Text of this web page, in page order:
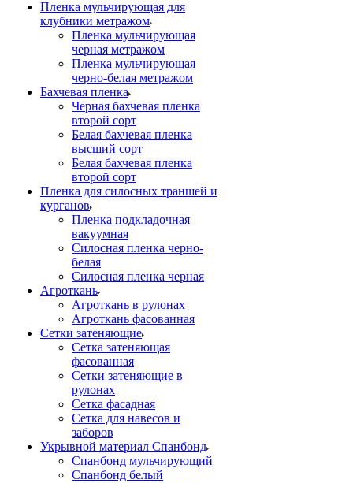
Пленка мульчирующая для
клубники метражом
Пленка мульчирующая
черная метражом
Пленка мульчирующая
черно-белая метражом
Бахчевая пленка
Черная бахчевая пленка
второй сорт
Белая бахчевая пленка
высший сорт
Белая бахчевая пленка
второй сорт
Пленка для силосных траншей и
курганов
Пленка подкладочная
вакуумная
Силосная пленка черно-
белая
Силосная пленка черная
Агроткань
Агроткань в рулонах
Агроткань фасованная
Сетки затеняющие
Сетка затеняющая
фасованная
Сетки затеняющие в
рулонах
Сетка фасадная
Сетка для навесов и
заборов
Укрывной материал Спанбонд
Спанбонд мульчирующий
Спанбонд белый